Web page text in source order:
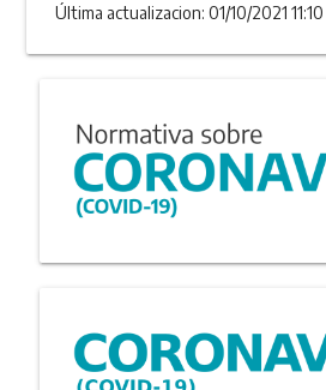
Última actualizacion: 01/10/2021 11:10